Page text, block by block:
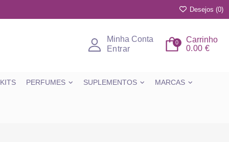
Desejos (0)
Minha Conta
Entrar
Carrinho
0
0.00 €
KITS PERFUMES SUPLEMENTOS MARCAS